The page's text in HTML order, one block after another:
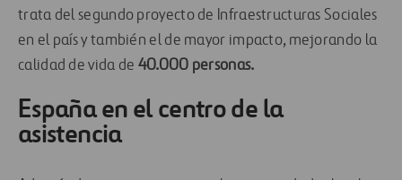
trata del segundo proyecto de Infraestructuras Sociales
en el país y también el de mayor impacto, mejorando la
calidad de vida de 40.000 personas.
España en el centro de la
asistencia